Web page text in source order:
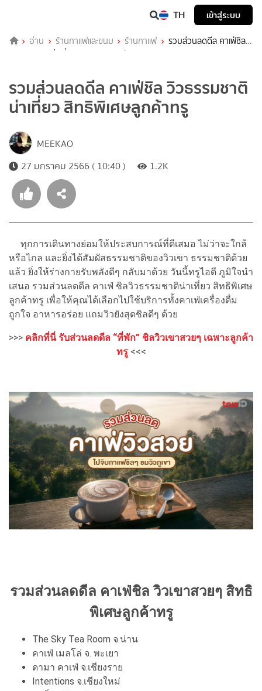
TH เข้าสู่ระบบ
อ่าน ร้านกาแฟและขนม ร้านกาแฟ
รวมส่วนลดดีล คาเฟ่ชิล
วิวธรรมชาติน่าเที่ยว สิทธิพิเศษลูกค้าทรู
รวมส่วนลดดีล คาเฟ่ชิล วิวธรรมชาติ
น่าเที่ยว สิทธิพิเศษลูกค้าทรู
MEEKAO
27 มกราคม 2566 ( 10:40 )
1.2K
ทุกการเดินทางย่อมให้ประสบการณ์ที่ดีเสมอ ไม่ว่าจะใกล้
หรือไกล และยิ่งได้สัมผัสธรรมชาติของวิวเขา ธรรมชาติด้วย
แล้ว ยิ่งให้ร่างกายรับพลังดีๆ กลับมาด้วย วันนี้ทรูไอดี ภูมิใจนำ
เสนอ รวมส่วนลดดีล คาเฟ่ ชิลวิวธรรมชาติน่าเที่ยว สิทธิพิเศษ
ลูกค้าทรู เพื่อให้คุณได้เลือกไปใช้บริการทั้งคาเฟ่เครื่องดื่ม
ถูกใจ อาหารอร่อย แถมวิวยังสุดชิลดีๆ ด้วย
>>> คลิกที่นี่ รับส่วนลดดีล “ที่พัก” ชิลวิวเขาสวยๆ เฉพาะลูกค้า
ทรู<<<
รวมส่วนลดดีล คาเฟ่ชิล วิวเขาสวยๆ สิทธิ
พิเศษลูกค้าทรู
The Sky Tea Room จ.น่าน
คาเฟ่ เมลโล่ จ. พะเยา
ดามา คาเฟ่ จ.เชียงราย
Intentions จ.เชียงใหม่